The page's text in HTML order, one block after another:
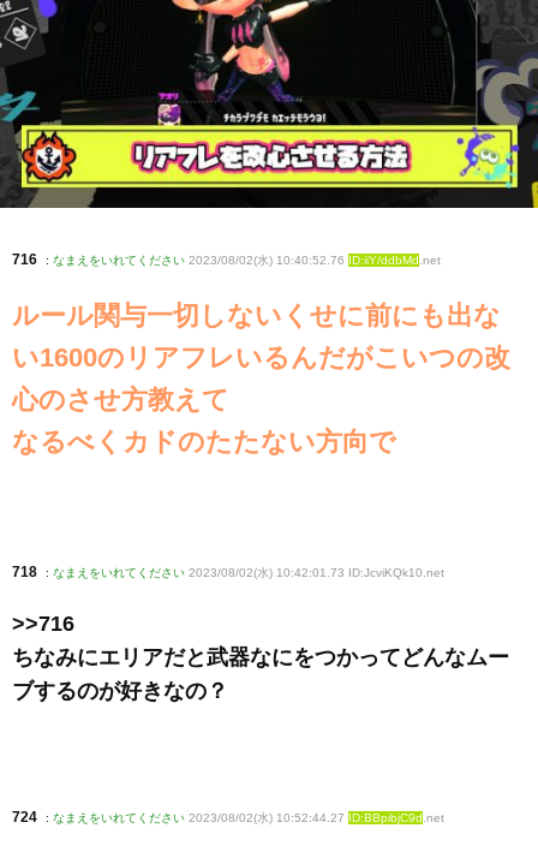
716 : なまえをいれてください 2023/08/02(水) 10:40:52.76 ID:iiY/ddbMd .net
ルール関与一切しないくせに前にも出な
い1600のリアフレいるんだがこいつの改
心のさせ方教えて
なるべくカドのたたない方向で
718 : なまえをいれてください 2023/08/02(水) 10:42:01.73 ID:JcviKQk10 .net
>>716
ちなみにエリアだと武器なにをつかってどんなムー
ブするのが好きなの？
724 : なまえをいれてください 2023/08/02(水) 10:52:44.27 ID:BBpibjC9d.net